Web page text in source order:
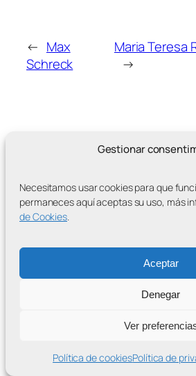
Gestionar
Necesitamos usar cookies para que
permaneces aquí aceptas su uso, más
de Cookies.
Aceptar
Denegar
Ver
Política de cookiesPolítica de
← Max
Schreck
Maria Teresa
→
WordPress